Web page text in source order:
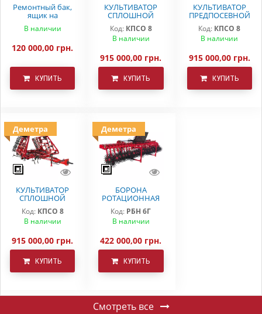
Ремонтный бак,
ящик на
вариаторную
сеялку СЗ 5.4
В наличии
120 000,00 грн.
КУПИТЬ
КУЛЬТИВАТОР
СПЛОШНОЙ
ОБРАБОТКИ
ДЕМЕТРА КПСО-8
Код: КПСО 8
В наличии
915 000,00 грн.
КУПИТЬ
КУЛЬТИВАТОР
ПРЕДПОСЕВНОЙ
ОБРАБОТКИ
КПСО-8 ДЕМЕТРА
Код: КПСО 8
В наличии
915 000,00 грн.
КУПИТЬ
Деметра
КУЛЬТИВАТОР
СПЛОШНОЙ
ОБРАБОТКИ
КПСО-8 ДЕМЕТРА
Код: КПСО 8
В наличии
915 000,00 грн.
КУПИТЬ
Деметра
БОРОНА
РОТАЦИОННАЯ
РБН-6 Г
Код: РБН 6Г
В наличии
422 000,00 грн.
КУПИТЬ
Смотреть все